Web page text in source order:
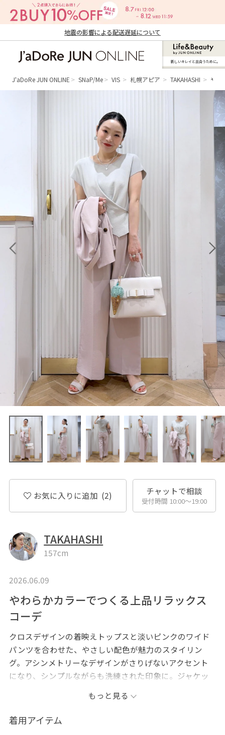
地震の影響による配送遅延について
ン オンライン）
新しいキレイと出合うために。
J'aDoRe JUN ONLINE SNaP/Me VIS 札幌アピア TAKAHASHI やわ
お気に入りに追加 (2) チャットで相談
受付時間 10:00〜19:00
TAKAHASHI
157cm
2026.06.09
やわらかカラーでつくる上品リラックス
コーデ
クロスデザインの着映えトップスと淡いピンクのワイド
パンツを合わせた、やさしい配色が魅力のスタイリン
グ。アシンメトリーなデザインがさりげないアクセント
になり、シンプルながらも洗練された印象に。ジャケッ
大人の着こなしが完成します。
●Instagram→vis_takahashi
もっと見る
着用アイテム